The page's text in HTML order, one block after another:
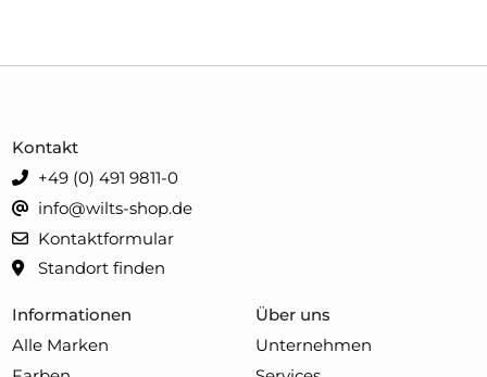
Informationen
Alle Marken
Über uns
Unternehmen
Kontakt
+49 (0) 491 9811-0
info@wilts-shop.de
Kontaktformular
Standort finden